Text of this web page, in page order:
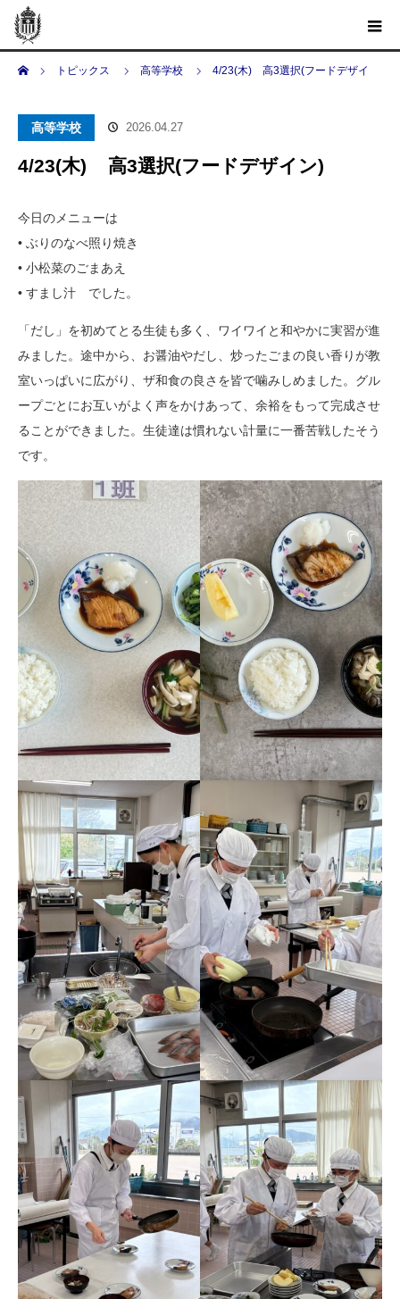
トピックス
高等学校 4/23(木) 高3選択(フードデザイ
高等学校 2026.04.27
4/23(木) 高3選択(フードデザイン)
今日のメニューは
• ぶりのなべ照り焼き
• 小松菜のごまあえ
• すまし汁 でした。
「だし」を初めてとる生徒も多く、ワイワイと和やかに実習が進
みました。途中から、お醤油やだし、炒ったごまの良い香りが教
室いっぱいに広がり、ザ和食の良さを皆で噛みしめました。グル
ープごとにお互いがよく声をかけあって、余裕をもって完成させ
ることができました。生徒達は慣れない計量に一番苦戦したそう
です。